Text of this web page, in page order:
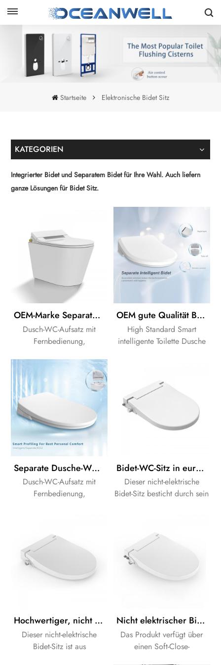
Startseite Elektronische Bidet Sitz
KATEGORIEN
Integrierter Bidet und Separatem Bidet für Ihre Wahl. Auch liefern
ganze Lösungen für Bidet Sitz.
OEM-Marke Separatem WC-Anlage, elektronische bidet Anlage
Dusch-WC-Aufsatz mit
Fernbedienung,
nachtlicht und entkalken-
Funktion.
OEM gute Qualität Bad Keramik smart WC Toilette mit wall - mount Duschdusche WC Toilette
High Standard Smart
intelligente Toilette Dusche
Separate Dusche-WC-Anlage, elektronische bidet Sitz
Dusch-WC-Aufsatz mit
Fernbedienung,
Bidet-WC-Sitz in europäischer D-Form
Dieser nicht-elektrische
Bidet-Sitz besticht durch sein
für mehr Komfort im
Badezimmer. Er ist aus
Duropalst/UF/Harnstoff-
Lebensdauer garantiert. Das
Produkt ist CE- und UKCA-
zertifiziert und erfüllt somit
Hochwertiger, nicht elektronischer, hygienischer Bidet-WC-Sitz aus Harnstoffmaterial
Dieser nicht-elektrische
Bidet-Sitz ist aus
Nicht elektrischer Bidet-Toilettensitz passend für längliche Toiletten
Das Produkt verfügt über
einen Soft-Close-